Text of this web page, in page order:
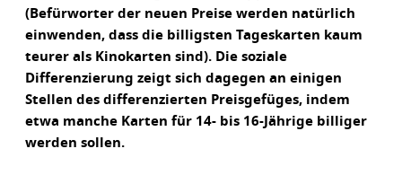
(Befürworter der neuen Preise werden natürlich
einwenden, dass die billigsten Tageskarten kaum
teurer als Kinokarten sind). Die soziale
Differenzierung zeigt sich dagegen an einigen
Stellen des differenzierten Preisgefüges, indem
etwa manche Karten für 14- bis 16-Jährige billiger
werden sollen.